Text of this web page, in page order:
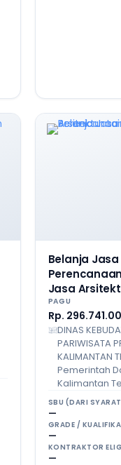
Belanja
Jasa
PAGU
Rp.
DINAS
PARIWISATA
KALIMANTAN
Pemerintah
Kalimantan
SBU (DARI
—
GRADE /
—
KONTRAKTOR
—